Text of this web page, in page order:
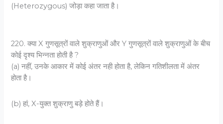
(Heterozygous) जोड़ा कहा जाता है।
220. क्या X गुणसूत्रों वाले शुक्राणुओं और Y गुणसूत्रों वाले शुक्राणुओं के बीच
कोई दृश्य भिन्नता होती है ?
(a) नहीं, उनके आकार में कोई अंतर नही होता है, लेकिन गतिशीलता में अंतर
होता है।
(b) हां, X-युक्त शुक्राणु बड़े होते हैं।